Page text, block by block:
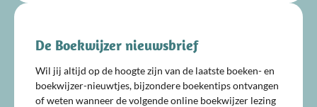
De Boekwijzer nieuwsbrief
Wil jij altijd op de hoogte zijn van de laatste boeken- en
boekwijzer-nieuwtjes, bijzondere boekentips ontvangen
of weten wanneer de volgende online boekwijzer lezing